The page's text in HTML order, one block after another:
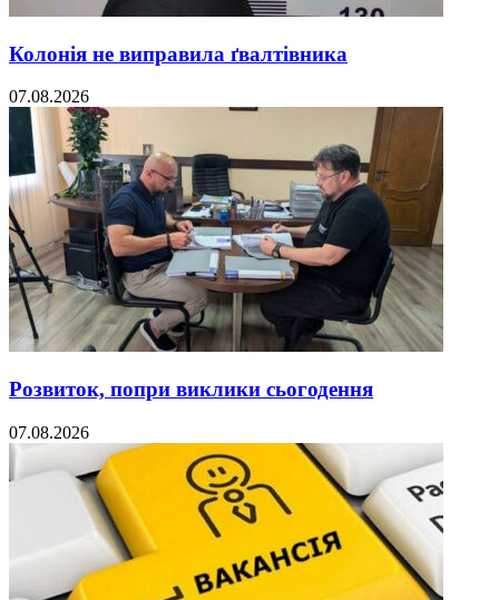
Колонія не виправила ґвалтівника
07.08.2026
Розвиток, попри виклики сьогодення
07.08.2026